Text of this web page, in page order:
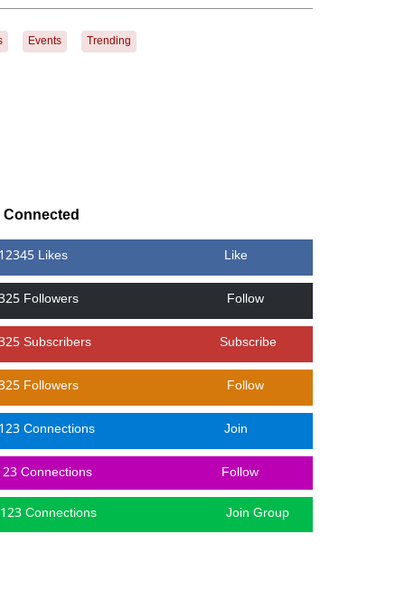
Events Trending
Connected
Likes Like
Followers Follow
Subscribers Subscribe
Followers Follow
Connections Join
Connections Follow
123 Connections Join Group